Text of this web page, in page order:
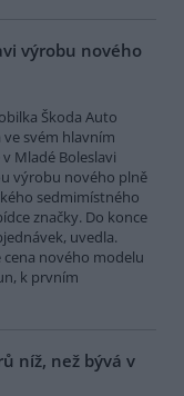
výrobu nového
Škoda Auto
ve svém hlavním
Mladé Boleslavi
výrobu nového plně
sedmimístného
značky. Do konce
uvedla.
nového modelu
k prvním
níž, než bývá v